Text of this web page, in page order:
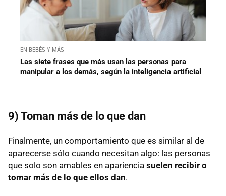
EN BEBÉS Y MÁS
Las siete frases que más usan las personas para
manipular a los demás, según la inteligencia artificial
9) Toman más de lo que dan
Finalmente, un comportamiento que es similar al de
aparecerse sólo cuando necesitan algo: las personas
que solo son amables en apariencia suelen recibir o
tomar más de lo que ellos dan.